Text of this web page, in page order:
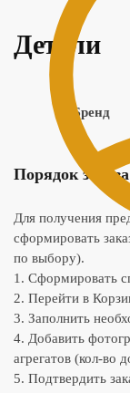
Детали
Бренд
Порядок
Для получения
сформировать
по выбору).
1. Сформировать
2. Перейти в
3. Заполнить
4. Добавить
агрегатов (кол-во
5. Подтвердить